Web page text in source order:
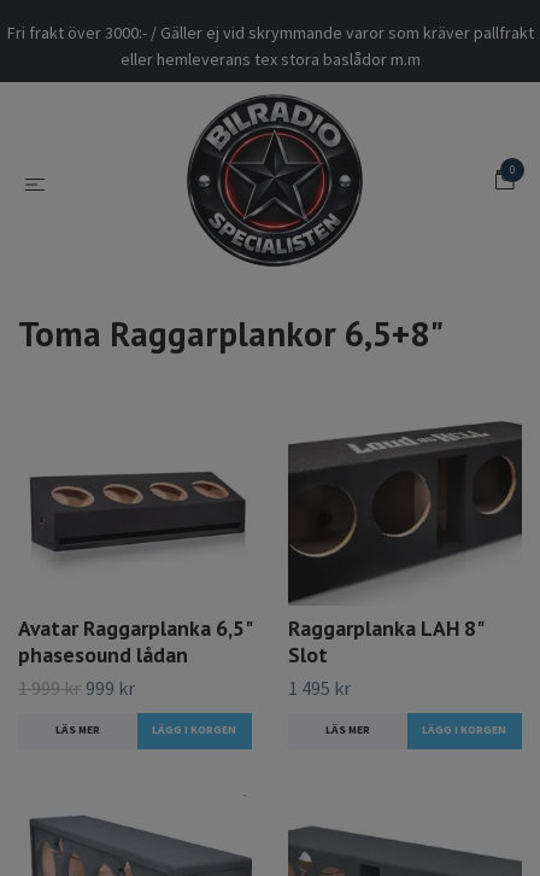
Fri frakt över 3000:- / Gäller ej vid skrymmande varor som kräver pallfrakt
eller hemleverans tex stora baslådor m.m
0
Toma Raggarplankor 6,5+8"
Avatar Raggarplanka 6,5"
phasesound lådan
1 999 kr 999 kr
LÄS MER
Raggarplanka LAH 8"
Slot
1 495 kr
LÄS MER